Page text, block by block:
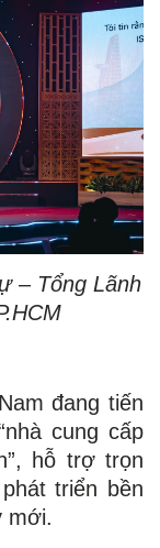
– Tổng Lãnh
đang tiến
cung cấp
hỗ trợ trọn
triển bền
mới.